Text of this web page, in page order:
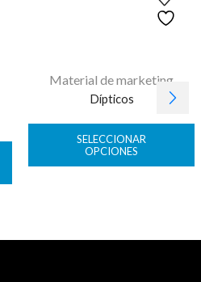
Material de marketing
Dípticos
SELECCIONAR
OPCIONES